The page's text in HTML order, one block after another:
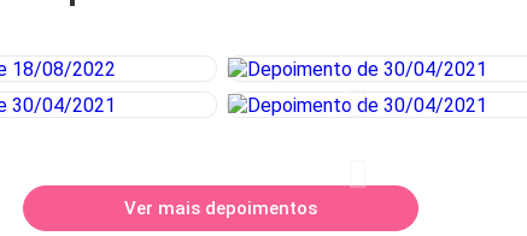
Ver mais depoimentos